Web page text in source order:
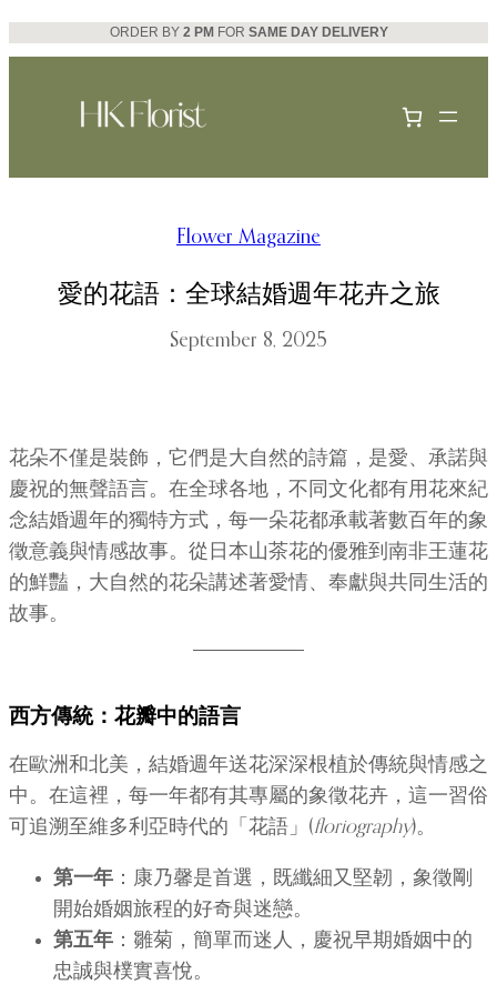
Skip
to
ORDER BY 2 PM FOR SAME DAY DELIVERY
Flower Magazine
愛的花語：全球結婚週年花卉之旅
September 8, 2025
花朵不僅是裝飾，它們是大自然的詩篇，是愛、承諾與
慶祝的無聲語言。在全球各地，不同文化都有用花來紀
念結婚週年的獨特方式，每一朵花都承載著數百年的象
徵意義與情感故事。從日本山茶花的優雅到南非王蓮花
的鮮豔，大自然的花朵講述著愛情、奉獻與共同生活的
故事。
西方傳統：花瓣中的語言
在歐洲和北美，結婚週年送花深深根植於傳統與情感之
中。在這裡，每一年都有其專屬的象徵花卉，這一習俗
可追溯至維多利亞時代的「花語」(floriography)。
第一年 ：康乃馨是首選，既纖細又堅韌，象徵剛
開始婚姻旅程的好奇與迷戀。
第五年 ：雛菊，簡單而迷人，慶祝早期婚姻中的
忠誠與樸實喜悅。